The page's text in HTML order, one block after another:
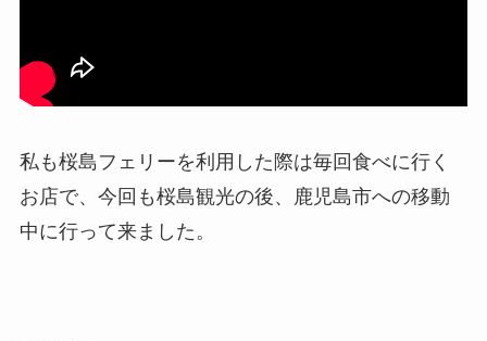
私も桜島フェリーを利用した際は毎回食べに行く
お店で、今回も桜島観光の後、鹿児島市への移動
中に行って来ました。